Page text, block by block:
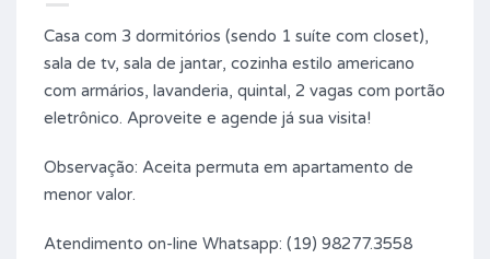
Casa com 3 dormitórios (sendo 1 suíte com closet),
sala de tv, sala de jantar, cozinha estilo americano
com armários, lavanderia, quintal, 2 vagas com portão
eletrônico. Aproveite e agende já sua visita!
Observação: Aceita permuta em apartamento de
menor valor.
Atendimento on-line Whatsapp: (19) 98277.3558